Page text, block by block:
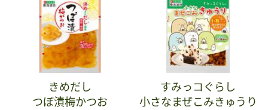
きめだし
つぼ漬梅かつお
すみっコぐらし
小さなまぜこみきゅうり